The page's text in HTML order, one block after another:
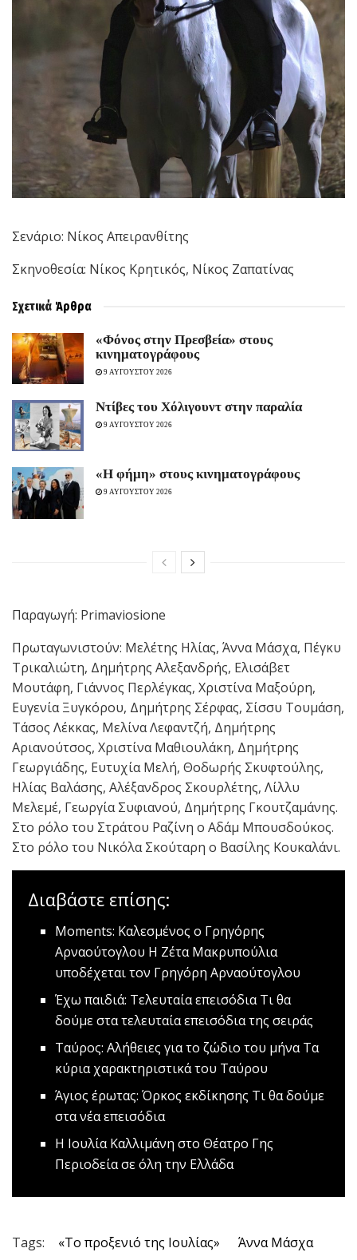
Σενάριο: Νίκος Απειρανθίτης
Σκηνοθεσία: Νίκος Κρητικός, Νίκος Ζαπατίνας
Σχετικά Άρθρα
«Φόνος στην Πρεσβεία» στους
κινηματογράφους
9 ΑΥΓΟΥΣΤΟΥ 2026
Ντίβες του Χόλιγουντ στην παραλία
9 ΑΥΓΟΥΣΤΟΥ 2026
«H φήμη» στους κινηματογράφους
9 ΑΥΓΟΥΣΤΟΥ 2026
Παραγωγή: Primaviosione
Πρωταγωνιστούν: Μελέτης Ηλίας, Άννα Μάσχα, Πέγκυ
Τρικαλιώτη, Δημήτρης Αλεξανδρής, Ελισάβετ
Μουτάφη, Γιάννος Περλέγκας, Χριστίνα Μαξούρη,
Ευγενία Ξυγκόρου, Δημήτρης Σέρφας, Σίσσυ Τουμάση,
Τάσος Λέκκας, Μελίνα Λεφαντζή, Δημήτρης
Αριανούτσος, Χριστίνα Μαθιουλάκη, Δημήτρης
Γεωργιάδης, Ευτυχία Μελή, Θοδωρής Σκυφτούλης,
Ηλίας Βαλάσης, Αλέξανδρος Σκουρλέτης, Λίλλυ
Μελεμέ, Γεωργία Συφιανού, Δημήτρης Γκουτζαμάνης.
Στο ρόλο του Στράτου Ραζίνη ο Αδάμ Μπουσδούκος.
Στο ρόλο του Νικόλα Σκούταρη ο Βασίλης Κουκαλάνι.
Διαβάστε επίσης:
Moments: Καλεσμένος ο Γρηγόρης
Αρναούτογλου Η Ζέτα Μακρυπούλια
υποδέχεται τον Γρηγόρη Αρναούτογλου
Έχω παιδιά: Τελευταία επεισόδιαΤι θα
δούμε στα τελευταία επεισόδια της σειράς
Ταύρος: Αλήθειες για το ζώδιο του μήναΤα
κύρια χαρακτηριστικά του Ταύρου
Άγιος έρωτας: Όρκος εκδίκησης Τι θα δούμε
στα νέα επεισόδια
Η Ιουλία Καλλιμάνη στο Θέατρο Γης
Περιοδεία σε όλη την Ελλάδα
Tags: «Το προξενιό της Ιουλίας»
Άννα Μάσχα